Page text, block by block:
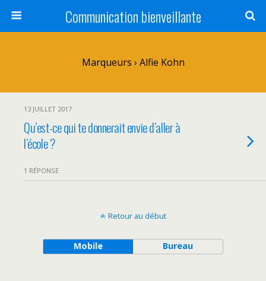
Communication bienveillante
Marqueurs › Alfie Kohn
13 JUILLET 2017
Qu’est-ce qui te donnerait envie d’aller à
l’école ?
1 RÉPONSE
Retour au début
Mobile Bureau